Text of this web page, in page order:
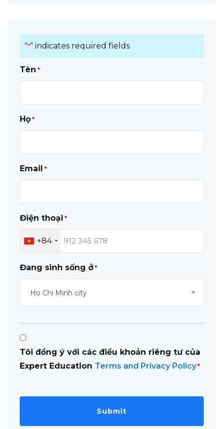
"*" indicates required fields
Tên *
Họ *
Email *
Điện thoại *
+84
Đang sinh sống ở *
Ho Chi Minh city
Consent
*
Tôi đồng ý với các điều khoản riêng tư của
Expert Education Terms and Privacy Policy*